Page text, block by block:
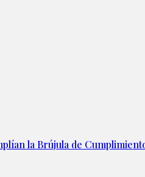
la Brújula de